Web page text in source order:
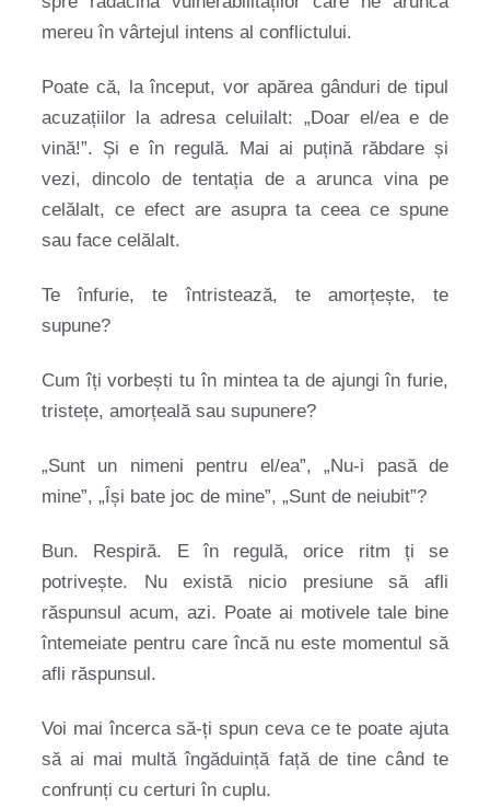
mereu în vârtejul intens al conflictului.
Poate că, la început, vor apărea gânduri de tipul
acuzațiilor la adresa celuilalt: „Doar el/ea e de
vină!”. Și e în regulă. Mai ai puțină răbdare și
vezi, dincolo de tentația de a arunca vina pe
celălalt, ce efect are asupra ta ceea ce spune
sau face celălalt.
Te înfurie, te întristează, te amorțește, te
supune?
Cum îți vorbești tu în mintea ta de ajungi în furie,
tristețe, amorțeală sau supunere?
„Sunt un nimeni pentru el/ea”, „Nu-i pasă de
mine”, „Își bate joc de mine”, „Sunt de neiubit”?
Bun. Respiră. E în regulă, orice ritm ți se
potrivește. Nu există nicio presiune să afli
răspunsul acum, azi. Poate ai motivele tale bine
întemeiate pentru care încă nu este momentul să
afli răspunsul.
Voi mai încerca să-ți spun ceva ce te poate ajuta
să ai mai multă îngăduință față de tine când te
confrunți cu certuri în cuplu.